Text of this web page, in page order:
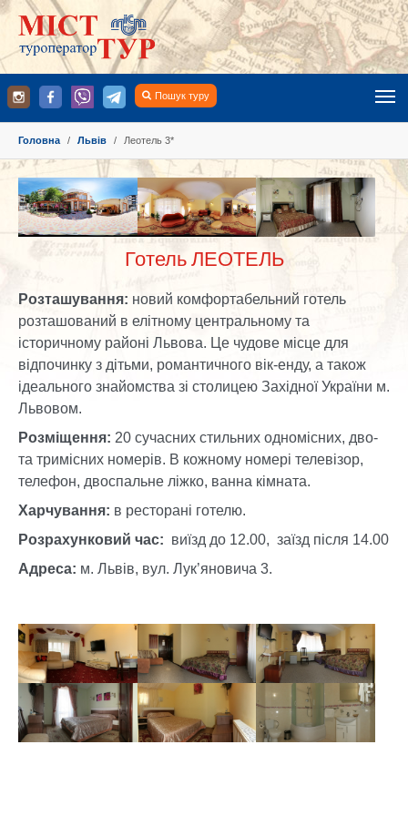
Пошук туру
Головна
Львів Леотель 3*
Show larger versionShow larger versionShow larger version
Готель ЛЕОТЕЛЬ
Розташування: новий комфортабельний готель
розташований в елітному центральному та
історичному районі Львова. Це чудове місце для
відпочинку з дітьми, романтичного вік-енду, а також
ідеального знайомства зі столицею Західної України м.
Львовом.
Розміщення: 20 сучасних стильних одномісних, дво-
та тримісних номерів. В кожному номері телевізор,
телефон, двоспальне ліжко, ванна кімната.
Харчування: в ресторані готелю.
Розрахунковий час: виїзд до 12.00, заїзд після 14.00
Адреса: м. Львів, вул. Лук’яновича 3.
Show larger versionShow larger versionShow larger version
Show larger versionShow larger version Show larger version